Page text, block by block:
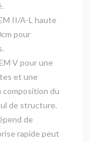
II/A-L haute
pour
V pour une
et une
composition du
de structure.
de
rapide peut